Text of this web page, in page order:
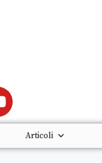
Articoli